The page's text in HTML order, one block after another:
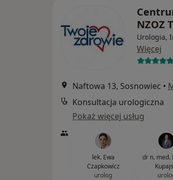
NZOZ
Urologia,
Więcej
Naftowa 13, Sosnowiec •
Konsultacja urologiczna
Pokaż więcej usług
lek. Ewa
Czapkowicz
urolog
dr n. med.